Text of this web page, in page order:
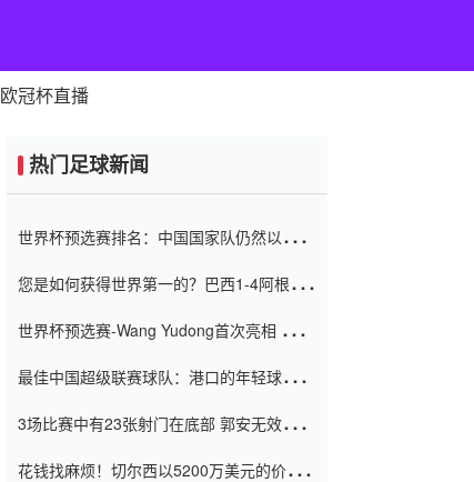
欧冠杯直播
热门足球新闻
世界杯预选赛排名：中国国家队仍然以6分
您是如何获得世界第一的？巴西1-4阿根
世界杯预选赛-Wang Yudong首次亮相 中国
最佳中国超级联赛球队：港口的年轻球员在
（Taishan）
3场比赛中有23张射门在底部 郭安无效传球
花钱找麻烦！切尔西以5200万美元的价格